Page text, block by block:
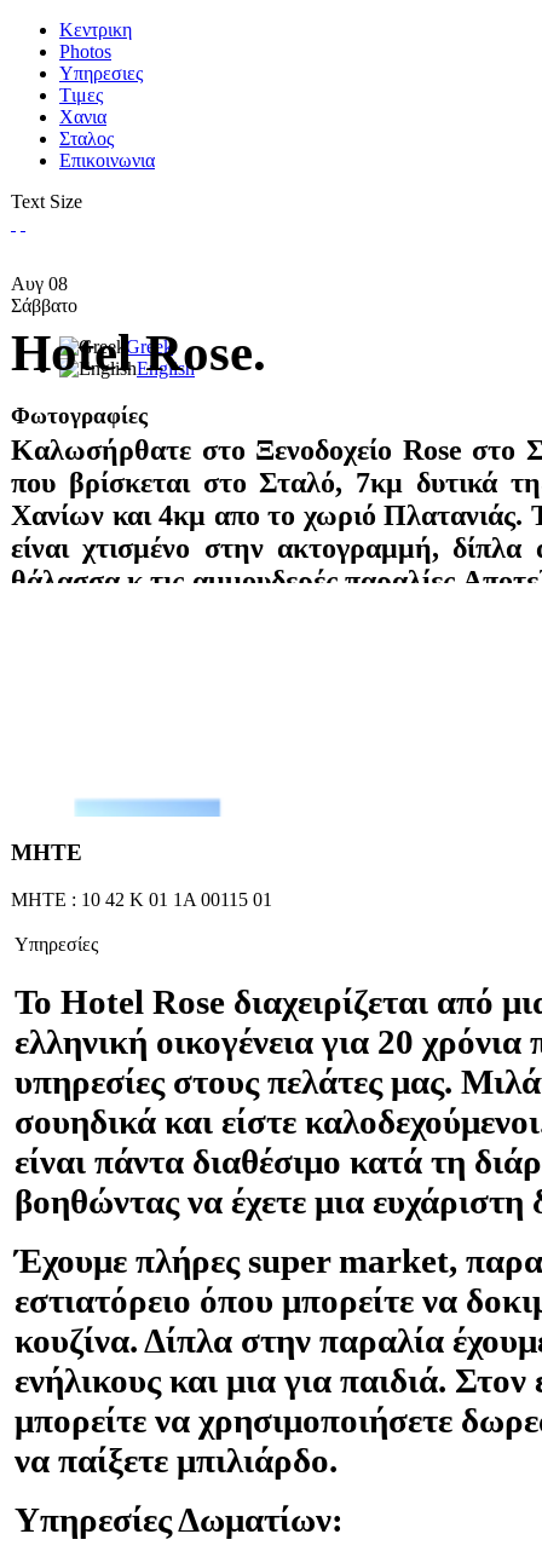
Κεντρικη
Photos
Υπηρεσιες
Tιμες
Χανια
Σταλος
Επικοινωνια
Text Size
Αυγ 08
Σάββατο
Hotel Rose.
Καλωσήρθατε στο Ξενοδοχείο Rose στο
που βρίσκεται στο Σταλό, 7κμ δυτικά
Χανίων και 4κμ απο το χωριό Πλατανιάς.
είναι χτισμένο στην ακτογραμμή,
θάλασσα κ τις αμμουδερές
γυμναστήριο και μπιλιάρδο.
Greek
English
Φωτογραφίες
ΜΗΤΕ
ΜΗΤΕ : 10 42 Κ 01 1Α 00115 01
Υπηρεσίες
To Hotel Rose διαχειρίζεται από
ελληνική οικογένεια για 20
υπηρεσίες στους πελάτες μας.
σουηδικά και είστε
είναι πάντα διαθέσιμο κατά τη
βοηθώντας να έχετε μια ευχάριστη
Έχουμε πλήρες super market,
εστιατόρειο όπου μπορείτε να
κουζίνα. Δίπλα στην παραλία
ενήλικους και μια για παιδιά.
μπορείτε να χρησιμοποιήσετε
να παίξετε μπιλιάρδο.
Υπηρεσίες Δωματίων: